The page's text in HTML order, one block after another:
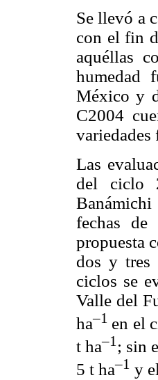
Se llevó a
con el fin
aquéllas
humedad
México y
C2004
Las
del ciclo
Banámichi
fechas de
propuesta
dos y tres
ciclos se
Valle del
ha–1 en el
t ha–1 ; sin
5 t ha–1 y